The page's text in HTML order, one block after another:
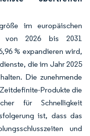
im europäischen
von 2026 bis 2031
% expandieren wird,
die im Jahr 2025
Die zunehmende
Produkte die
für Schnelligkeit
ist, dass das
und